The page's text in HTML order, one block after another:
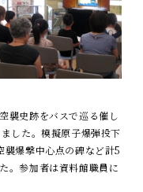
襲史跡をバスで巡る催し
した。模擬原子爆弾投下
爆撃中心点の碑など計5
。参加者は資料館職員に